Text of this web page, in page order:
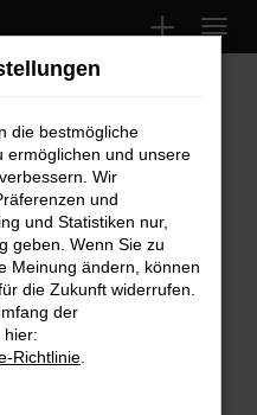
Error
aufgetreten.
dir helfen können:
und deine
die bestmögliche
ermöglichen und unsere
Wir
und
und Statistiken nur,
geben. Wenn Sie zu
Meinung ändern, können
die Zukunft widerrufen.
der
hier:
Richtlinie